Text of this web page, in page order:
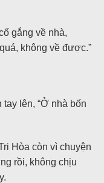
gắng về nhà,
không về được.”
tay lên, “Ở nhà bốn
Hòa còn vì chuyện
rồi, không chịu